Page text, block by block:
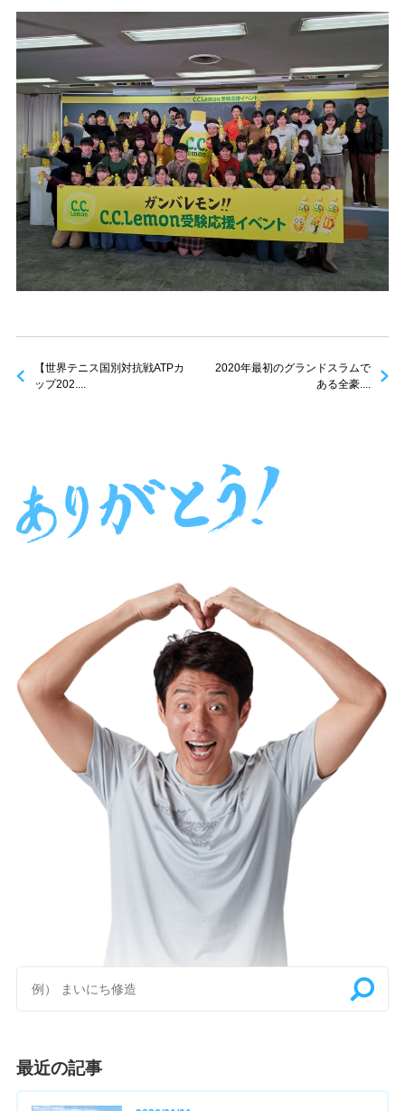
【世界テニス国別対抗戦ATPカ
ップ202....
2020年最初のグランドスラムで
ある全豪....
最近の記事